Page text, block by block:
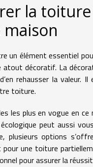
la
un élément essentiel
atout décoratif. La
rehausser la valeur.
toiture.
les plus en vogue en
peut aussi
plusieurs options
pour une toiture
pour assurer la